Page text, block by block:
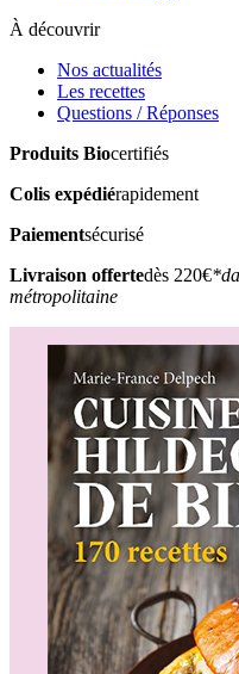
À découvrir
Nos actualités
Les recettes
Questions / Réponses
Produits Biocertifiés
Colis expédiérapidement
Paiementsécurisé
Livraison offertedès 220€
métropolitaine